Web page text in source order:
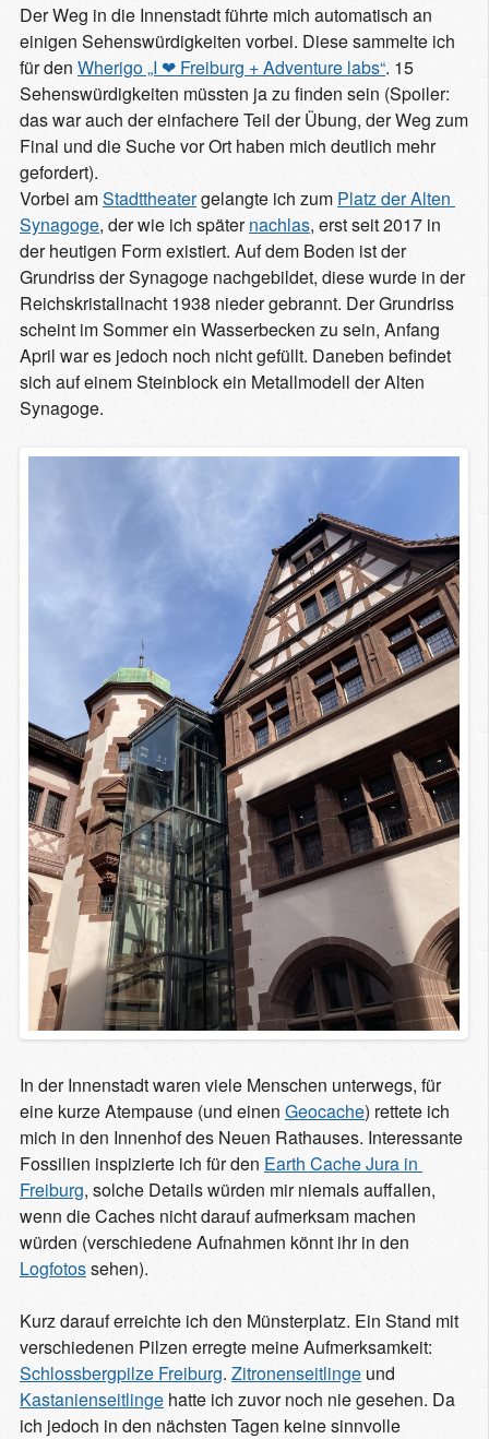
Der Weg in die Innenstadt führte mich automatisch an
einigen Sehenswürdigkeiten vorbei. Diese sammelte ich
für den Wherigo „I ❤ Freiburg + Adventure labs“. 15
Sehenswürdigkeiten müssten ja zu finden sein (Spoiler:
das war auch der einfachere Teil der Übung, der Weg zum
Final und die Suche vor Ort haben mich deutlich mehr
gefordert).
Vorbei amStadttheatergelangte ich zum Platz der Alten
Synagoge, der wie ich späternachlas, erst seit 2017 in
der heutigen Form existiert. Auf dem Boden ist der
Grundriss der Synagoge nachgebildet, diese wurde in der
Reichskristallnacht 1938 nieder gebrannt. Der Grundriss
scheint im Sommer ein Wasserbecken zu sein, Anfang
April war es jedoch noch nicht gefüllt. Daneben befindet
sich auf einem Steinblock ein Metallmodell der Alten
Synagoge.
In der Innenstadt waren viele Menschen unterwegs, für
eine kurze Atempause (und einen Geocache) rettete ich
mich in den Innenhof des Neuen Rathauses. Interessante
Fossilien inspizierte ich für den Earth Cache Jura in
Freiburg, solche Details würden mir niemals auffallen,
wenn die Caches nicht darauf aufmerksam machen
würden (verschiedene Aufnahmen könnt ihr in den
Logfotossehen).
Kurz darauf erreichte ich den Münsterplatz. Ein Stand mit
verschiedenen Pilzen erregte meine Aufmerksamkeit:
Schlossbergpilze Freiburg. Zitronenseitlinge und
Kastanienseitlinge hatte ich zuvor noch nie gesehen. Da
ich jedoch in den nächsten Tagen keine sinnvolle